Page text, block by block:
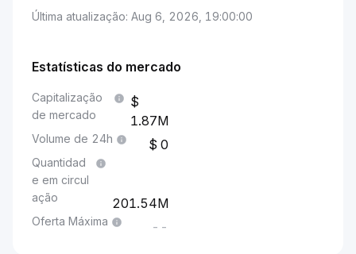
Última atualização: Aug 6, 2026, 19:00:00
Estatísticas do mercado
Capitalização
de mercado
1.87M
Volume de 24h 0
Quantidad
e em circul
ação
201.54M
Oferta Máxima --